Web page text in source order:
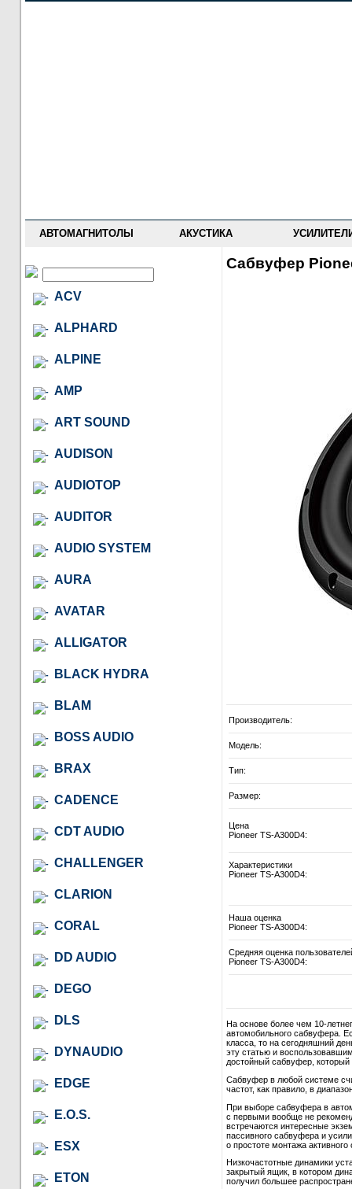
АВТОМАГНИТОЛЫ АКУСТИКА
ACV
ALPHARD
ALPINE
AMP
ART SOUND
AUDISON
AUDIOTOP
AUDITOR
AUDIO SYSTEM
AURA
AVATAR
ALLIGATOR
BLACK HYDRA
BLAM
BOSS AUDIO
BRAX
CADENCE
CDT AUDIO
CHALLENGER
CLARION
CORAL
DD AUDIO
DEGO
DLS
DYNAUDIO
EDGE
E.O.S.
ESX
ETON
Сабвуфер
Производитель:
Модель:
Тип:
Размер:
Цена
Pioneer TS-A300D4:
Характеристики
Pioneer TS-A300D4:
Наша оценка
Pioneer TS-A300D4:
Средняя оценка
Pioneer TS-A300D4:
На основе более чем 10-
автомобильного сабвуфера.
класса, то на сегодняшний
эту статью и
достойный сабвуфер, который
Сабвуфер в любой системе
частот, как правило, в
При выборе сабвуфера в
с первыми вообще не
встречаются интересные
пассивного сабвуфера и
о простоте монтажа
Низкочастотные динамики
закрытый ящик, в котором
получил большее